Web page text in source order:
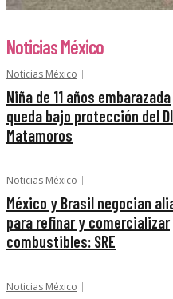
Noticias México
Noticias México
Niña de 11 años embarazada
queda bajo protección del
Matamoros
Noticias México
México y Brasil negocian
para refinar y comercializar
combustibles: SRE
Noticias México